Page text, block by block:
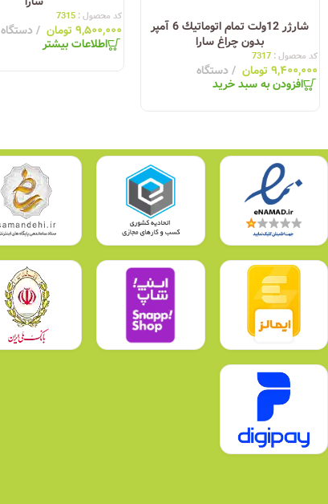
شارژر 12ولت تمام اتوماتيك 6 آمپر
بدون چراغ سارا
کد محصول : 7317
۹,۴۰۰,۰۰۰تومان دستگاه
افزودن به سبد خرید
کد محصول :7315
۹,۵۰۰,۰۰۰تومان دستگاه
اطلاعات بیشتر